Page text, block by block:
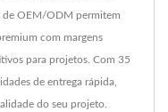
de OEM/ODM permitem
com margens
para projetos. Com 35
de entrega rápida,
do seu projeto.